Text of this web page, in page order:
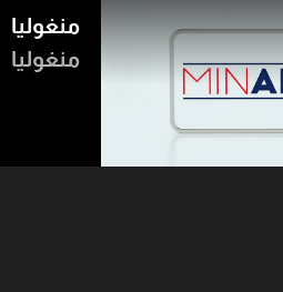
منغوليا
منغوليا